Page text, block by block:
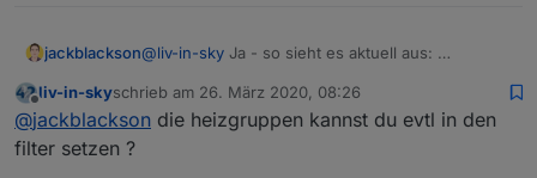
jackblackson@liv-in-sky Ja - so sieht es aktuell aus:
Offline
liv-in-skyschrieb am 26. März 2020, 08:26
zuletzt editiert von
@jackblackson die heizgruppen kannst du evtl in den
filter setzen ?